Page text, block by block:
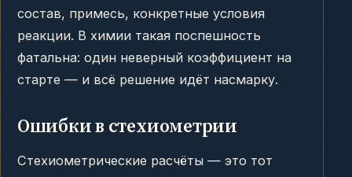
состав, примесь, конкретные условия
реакции. В химии такая поспешность
фатальна: один неверный коэффициент на
старте — и всё решение идёт насмарку.
Ошибки в стехиометрии
Стехиометрические расчёты — это тот